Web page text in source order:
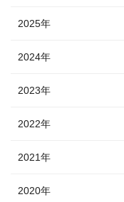
2025年
2024年
2023年
2022年
2021年
2020年